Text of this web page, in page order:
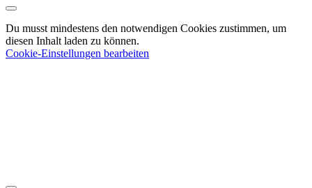
Du musst mindestens den notwendigen Cookies zustimmen, um
diesen Inhalt laden zu können.
Cookie-Einstellungen bearbeiten